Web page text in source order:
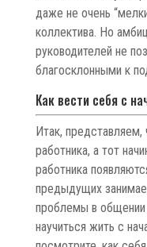
даже не очень
коллектива. Но
руководителей не
благосклонными к
Как вести себя с
Итак,
работника, а тот
работника
предыдущих
проблемы в общении
научиться жить с